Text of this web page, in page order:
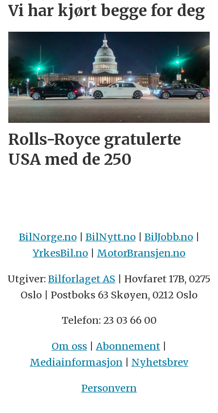
Vi har kjørt begge for deg
Rolls-Royce gratulerte
USA med de 250
BilNorge.no| BilNytt.no| BilJobb.no|
YrkesBil.no | MotorBransjen.no
Utgiver: Bilforlaget AS | Hovfaret 17B, 0275
Oslo | Postboks 63 Skøyen, 0212 Oslo
Telefon: 23 03 66 00
Om oss Abonnement
Mediainformasjon
Nyhetsbrev
Personvern